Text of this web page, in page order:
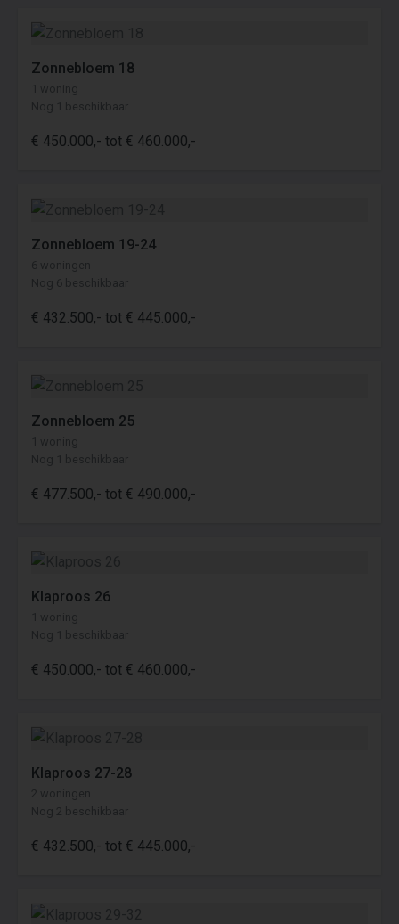
Zonnebloem 18
1 woning
Nog 1 beschikbaar
€ 450.000,- tot € 460.000,-
Zonnebloem 19-24
6 woningen
Nog 6 beschikbaar
€ 432.500,- tot € 445.000,-
Zonnebloem 25
1 woning
Nog 1 beschikbaar
€ 477.500,- tot € 490.000,-
Klaproos 26
1 woning
Nog 1 beschikbaar
€ 450.000,- tot € 460.000,-
Klaproos 27-28
2 woningen
Nog 2 beschikbaar
€ 432.500,- tot € 445.000,-